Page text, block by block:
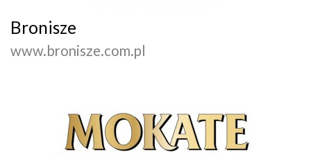
Bronisze
www.bronisze.com.pl